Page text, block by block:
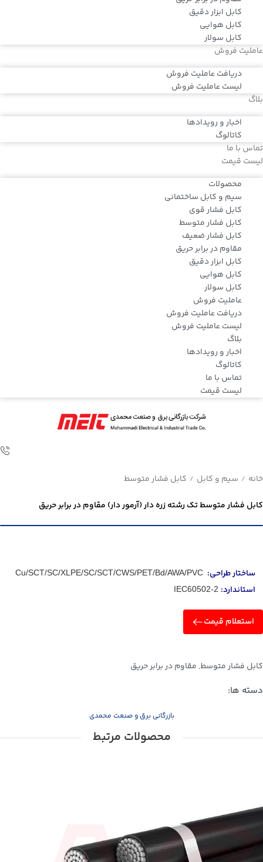
کابل ابزار دقیق
کابل هوایی
کابل سولار
عاملیت فروش
دریافت عاملیت فروش
لیست عاملیت فروش
بلاگ
اخبار و رویدادها
کاتالوگ
تماس با ما
لیست قیمت
محصولات
سیم و کابل ساختمانی
کابل فشار قوی
کابل فشار متوسط
کابل فشار ضعیف
مقاوم در برابر حریق
کابل ابزار دقیق
کابل هوایی
کابل سولار
عاملیت فروش
دریافت عاملیت فروش
لیست عاملیت فروش
بلاگ
اخبار و رویدادها
کاتالوگ
تماس با ما
لیست قیمت
خانه / سیم و کابل / کابل فشار متوسط
کابل فشار متوسط تک رشته زره دار (آرمور دار) مقاوم در برابر حریق
ساختار طراحی: Cu/SCT/SC/XLPE/SC/SCT/CWS/PET/Bd/AWA/PVC
استاندارد:
استعلام قیمت
کابل فشار متوسط, مقاوم در برابر حریق
دسته ها:
بازرگانی برق و صنعت محمدی
محصولات مرتبط